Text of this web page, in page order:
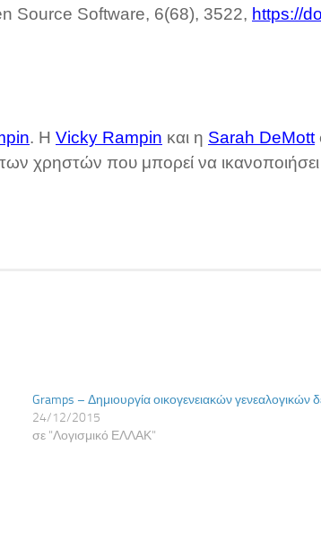
Source Software, 6(68), 3522, https://
. Η Vicky Rampin και η Sarah DeMott
χρηστών που μπορεί να
Gramps – Δημιουργία οικογενειακών γενεαλογικών
24/12/2015
σε "Λογισμικό ΕΛΛΑΚ"